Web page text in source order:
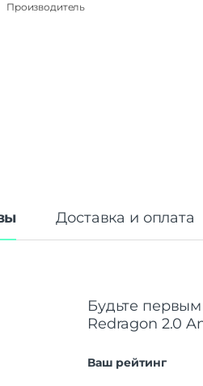
Производитель
Доставка и оплата
Будьте первым
Redragon 2.0
Ваш рейтинг